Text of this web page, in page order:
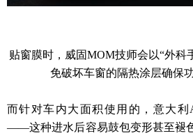
贴窗膜时，威固MOM技师会以“外科
免破坏车窗的隔热涂层确保
而针对车内大面积使用的，意大利
——这种进水后容易鼓包变形甚至褪